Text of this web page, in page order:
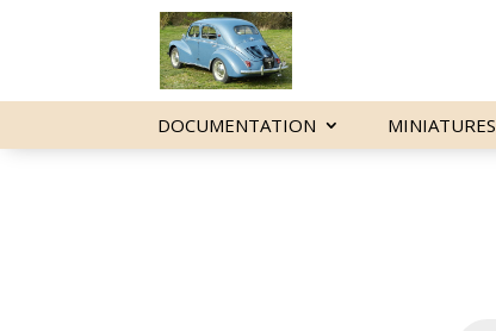
DOCUMENTATION MINIATURES